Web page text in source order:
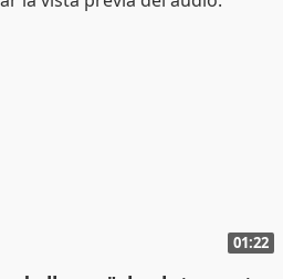
01:22